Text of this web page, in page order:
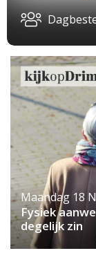
Maandag 18
Fysiek
degelijk zin